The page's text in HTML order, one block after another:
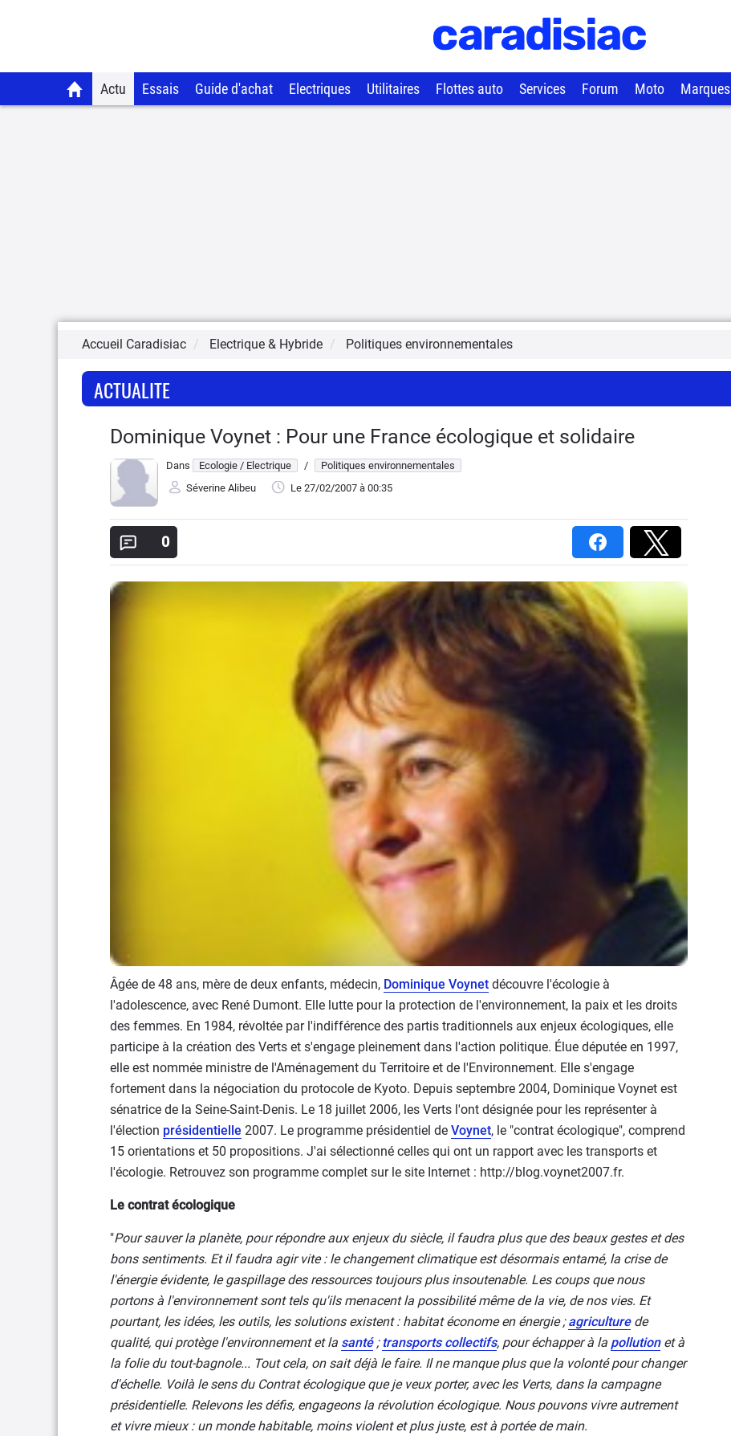
Actu Essais Guide d'achat Electriques Utilitaires Flottes auto Services Forum Moto Marques
Accueil Caradisiac Electrique & Hybride Politiques environnementales
ACTUALITE
Dominique Voynet : Pour une France écologique et solidaire
Dans Ecologie / Electrique /
Politiques environnementales
Séverine Alibeu
Le 27/02/2007 à 00:35
0
Âgée de 48 ans, mère de deux enfants, médecin, Dominique Voynet découvre l'écologie à
l'adolescence, avec René Dumont. Elle lutte pour la protection de l'environnement, la paix et les droits
des femmes. En 1984, révoltée par l'indifférence des partis traditionnels aux enjeux écologiques, elle
participe à la création des Verts et s'engage pleinement dans l'action politique. Élue députée en 1997,
elle est nommée ministre de l'Aménagement du Territoire et de l'Environnement. Elle s'engage
fortement dans la négociation du protocole de Kyoto. Depuis septembre 2004, Dominique Voynet est
sénatrice de la Seine-Saint-Denis. Le 18 juillet 2006, les Verts l'ont désignée pour les représenter à
l'élection présidentielle 2007. Le programme présidentiel de Voynet, le "contrat écologique", comprend
15 orientations et 50 propositions. J'ai sélectionné celles qui ont un rapport avec les transports et
l'écologie. Retrouvez son programme complet sur le site Internet : http://blog.voynet2007.fr.
Le contrat écologique
"Pour sauver la planète, pour répondre aux enjeux du siècle, il faudra plus que des beaux gestes et des
bons sentiments. Et il faudra agir vite : le changement climatique est désormais entamé, la crise de
l'énergie évidente, le gaspillage des ressources toujours plus insoutenable. Les coups que nous
portons à l'environnement sont tels qu'ils menacent la possibilité même de la vie, de nos vies. Et
pourtant, les idées, les outils, les solutions existent : habitat économe en énergie ;agriculturede
qualité, qui protège l'environnement et la santé; transports collectifs, pour échapper à la pollutionet à
la folie du tout-bagnole... Tout cela, on sait déjà le faire. Il ne manque plus que la volonté pour changer
d'échelle. Voilà le sens du Contrat écologique que je veux porter, avec les Verts, dans la campagne
présidentielle. Relevons les déﬁs, engageons la révolution écologique. Nous pouvons vivre autrement
et vivre mieux : un monde habitable, moins violent et plus juste, est à portée de main.